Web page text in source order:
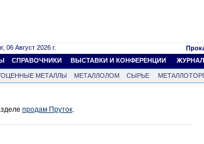
06 Август 2026 г.
СПРАВОЧНИКИ ВЫСТАВКИ И КОНФЕРЕНЦИИ ЖУРНАЛ
МЕТАЛЛЫ МЕТАЛЛОЛОМ СЫРЬЕ
продам Пруток.